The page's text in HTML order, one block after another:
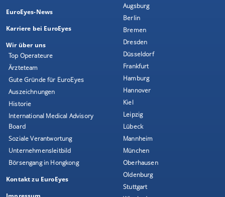
EuroEyes-News
Karriere bei EuroEyes
Wir über uns
Top Operateure
Ärzteteam
Gute Gründe für EuroEyes
Auszeichnungen
Historie
International Medical Advisory
Board
Soziale Verantwortung
Unternehmensleitbild
Börsengang in Hongkong
Kontakt zu EuroEyes
Augsburg
Berlin
Bremen
Dresden
Düsseldorf
Frankfurt
Hamburg
Hannover
Kiel
Leipzig
Lübeck
Mannheim
München
Oberhausen
Oldenburg
Stuttgart